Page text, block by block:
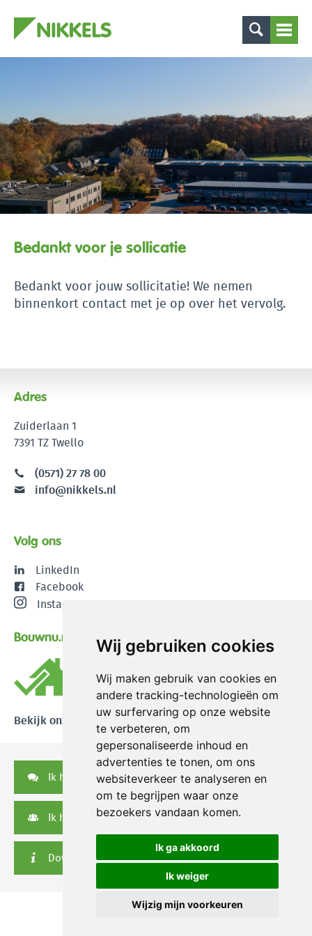
Wij gebruiken cookies
Wij maken gebruik van cookies en
andere tracking-technologieën om
uw surfervaring op onze website
te verbeteren, om
gepersonaliseerde inhoud en
advertenties te tonen, om ons
websiteverkeer te analyseren en
om te begrijpen waar onze
bezoekers vandaan komen.
Ik ga akkoord
Ik weiger
Wijzig mijn voorkeuren
Bedankt voor je sollicatie
Bedankt voor jouw sollicitatie! We nemen
binnenkort contact met je op over het vervolg.
Adres
Zuiderlaan 1
7391 TZ Twello
(0571) 27 78 00
info@nikkels.nl
Volg ons
LinkedIn
Facebook
Instagram
Bouwnu.nl
Bekijk onze reviews
Ik heb een vraag
Ik heb een serviceverzoek
Downloads